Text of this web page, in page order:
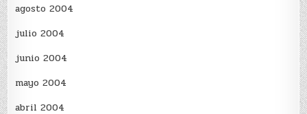
agosto 2004
julio 2004
junio 2004
mayo 2004
abril 2004